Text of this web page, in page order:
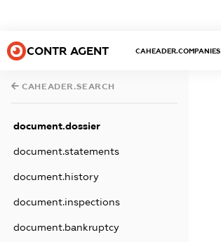
CONTR AGENT CAHEADER.COMPANIES
CAHEADER.SEARCH
document.dossier
document.statements
document.history
document.inspections
document.bankruptcy